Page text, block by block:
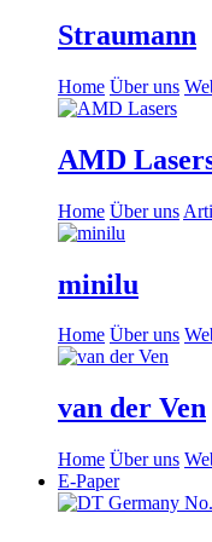
Straumann
Home Über uns
AMD
Home Über uns
minilu
Home Über uns
van der Ven
Home Über uns
E-Paper